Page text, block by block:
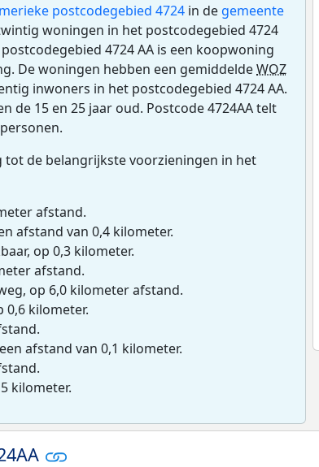
postcodegebied 4724 in de gemeente
woningen in het postcodegebied 4724
4724 AA is een koopwoning
De woningen hebben een gemiddeldeWOZ
inwoners in het postcodegebied 4724 AA.
de 15 en 25 jaar oud. Postcode 4724AA telt
tot de belangrijkste voorzieningen in het
afstand.
afstand van 0,4 kilometer.
op 0,3 kilometer.
afstand.
op 6,0 kilometer afstand.
0,6 kilometer.
afstand van 0,1 kilometer.
kilometer.